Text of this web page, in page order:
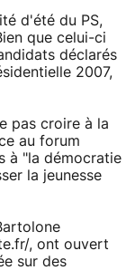
d'été du PS,
que celui-ci
déclarés
2007,
pas croire à la
au forum
à "la démocratie
la jeunesse
, ont ouvert
sur des